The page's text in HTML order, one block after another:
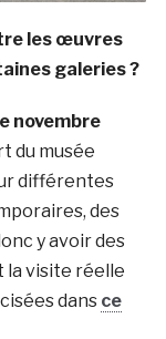
les œuvres
galeries ?
novembre
du musée
différentes
des
y avoir des
visite réelle
dans ce